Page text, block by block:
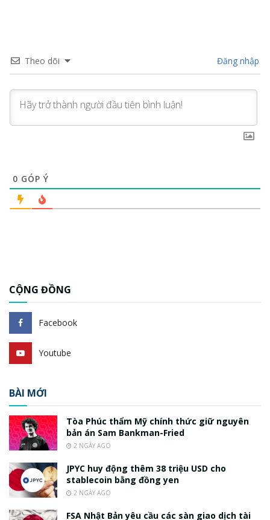
Theo dõi Đăng nhập
0 GÓP Ý
CỘNG ĐỒNG
Facebook
Youtube
BÀI MỚI
Tòa Phúc thẩm Mỹ chính thức giữ nguyên
bản án Sam Bankman-Fried
2 NGÀY AGO
JPYC huy động thêm 38 triệu USD cho
stablecoin bằng đồng yen
2 NGÀY AGO
FSA Nhật Bản yêu cầu các sàn giao dịch tài